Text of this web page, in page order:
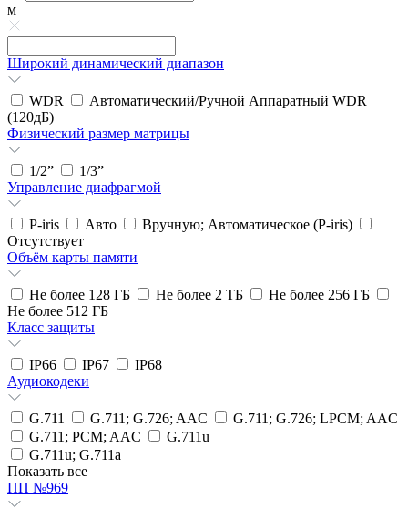
м
Широкий динамический диапазон
WDR
Автоматический/Ручной Аппаратный WDR
(120дБ)
Физический размер матрицы
1/2”
1/3”
Управление диафрагмой
P-iris Авто
Вручную; Автоматическое (P-iris)
Отсутствует
Объём карты памяти
Не более 128 ГБ Не более 2 ТБ
Не более 256 ГБ
Не более 512 ГБ
Класс защиты
IP66 IP67
IP68
Аудиокодеки
G.711 G.711; G.726; AAC
G.711; G.726; LPCM; AAC
G.711; PCM; AAC
G.711u
G.711u; G.711a
Показать все
ПП №969